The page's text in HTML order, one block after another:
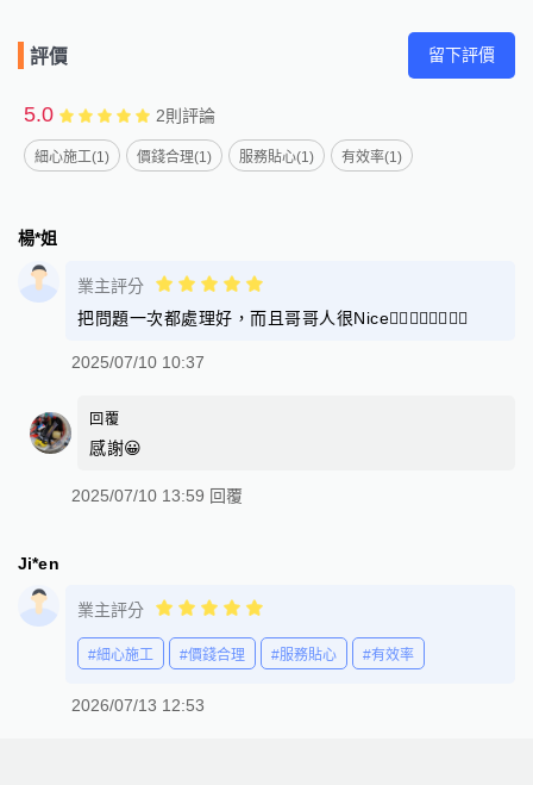
評價 留下評價
5.0 2則評論
細心施工(1) 價錢合理(1) 服務貼心(1) 有效率(1)
楊*姐
業主評分
把問題一次都處理好，而且哥哥人很Nice👍🏻👍🏻👍🏻👍🏻
2025/07/10 10:37
回覆
感謝😀
2025/07/10 13:59 回覆
Ji*en
業主評分
#細心施工 #價錢合理 #服務貼心 #有效率
2026/07/13 12:53